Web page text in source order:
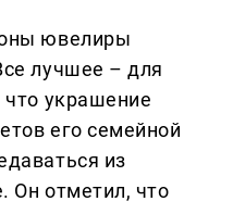
ювелиры
лучшее – для
что украшение
его семейной
из
Он отметил, что